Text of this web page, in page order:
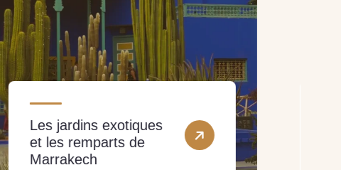
Visites et excursion
privée au Désert
d’Agafay